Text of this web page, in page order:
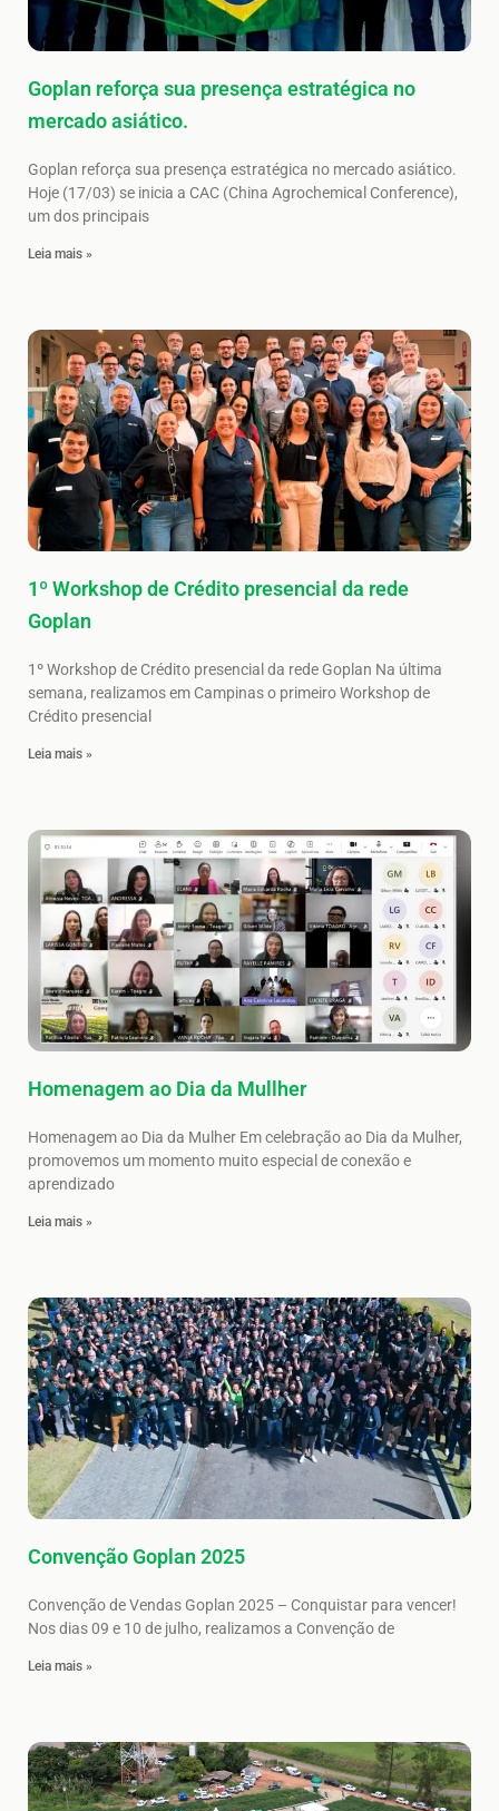
Goplan reforça sua presença estratégica no
mercado asiático.
Goplan reforça sua presença estratégica no mercado asiático.
Hoje (17/03) se inicia a CAC (China Agrochemical Conference),
um dos principais
Leia mais »
1º Workshop de Crédito presencial da rede
Goplan
1º Workshop de Crédito presencial da rede Goplan Na última
semana, realizamos em Campinas o primeiro Workshop de
Crédito presencial
Leia mais »
Homenagem ao Dia da Mullher
Homenagem ao Dia da Mulher Em celebração ao Dia da Mulher,
promovemos um momento muito especial de conexão e
aprendizado
Leia mais »
Convenção Goplan 2025
Convenção de Vendas Goplan 2025 – Conquistar para vencer!
Nos dias 09 e 10 de julho, realizamos a Convenção de
Leia mais »